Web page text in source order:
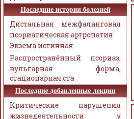
Последние истории болезней
Дистальная межфаланговая
псориатическая артропатия
Экзема истинная
Распространённый псориаз,
вульгарная форма,
стационарная ста
Последние добавленные лекции
Критические нарушения
жизнедеятельности у